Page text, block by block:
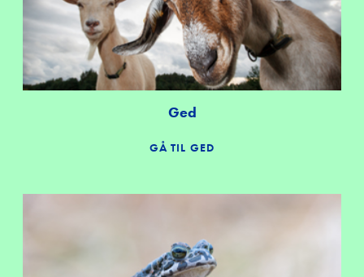
Ged
GÅ TIL GED